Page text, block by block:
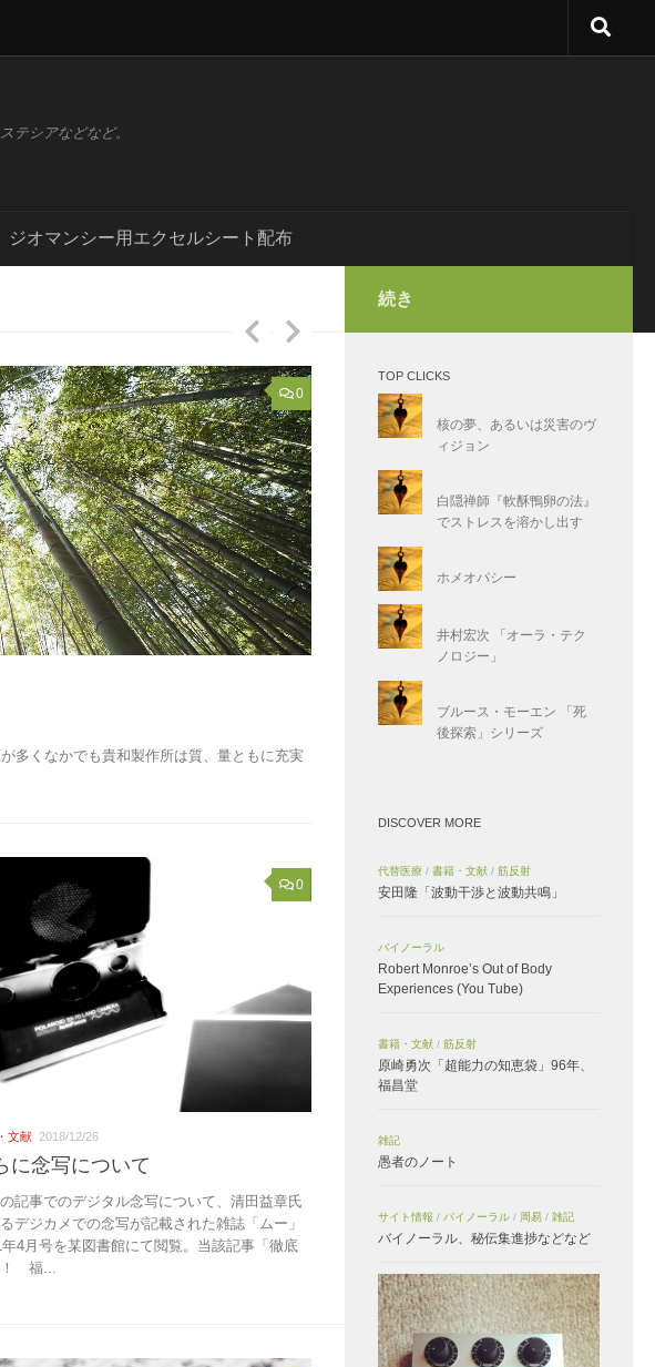
テシアなどなど。
ジオマンシー用エクセルシート配布
0
多くなかでも貴和製作所は質、量ともに充実
黄金伝説 甲州金山とダウ
この間の加門七海氏のエントリに関連してYOU
のでクリップ。 随分前の放送のようですが、この番
0
文献 2018/12/26
に念写について
記事でのデジタル念写について、清田益章氏
デジカメでの念写が記載された雑誌「ムー」
年4月号を某図書館にて閲覧。当該記事「徹底
！ 福...
続き
TOP CLICKS
核の夢、あるいは災害のヴ
ィジョン
白隠禅師『軟酥鴨卵の法』
でストレスを溶かし出す
ホメオパシー
井村宏次 「オーラ・テク
ノロジー」
ブルース・モーエン 「死
後探索」シリーズ
DISCOVER MORE
代替医療 / 書籍・文献 / 筋反射
安田隆「波動干渉と波動共鳴」
バイノーラル
Robert Monroe’s Out of Body
Experiences (You Tube)
書籍・文献 / 筋反射
原崎勇次「超能力の知恵袋」96年、
福昌堂
雑記
愚者のノート
サイト情報 / バイノーラル / 周易 / 雑記
バイノーラル、秘伝集進捗などなど